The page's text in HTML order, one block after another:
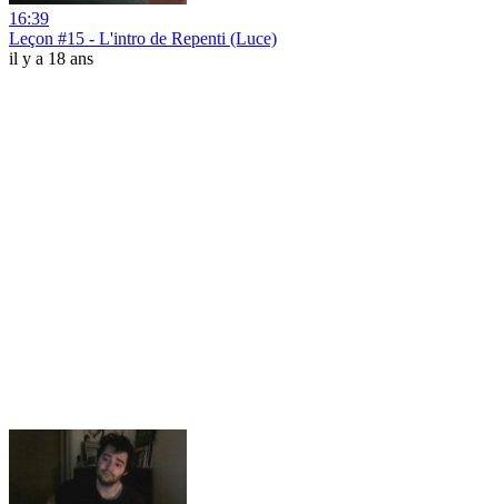
16:39
Leçon #15 - L'intro de Repenti (Luce)
il y a 18 ans